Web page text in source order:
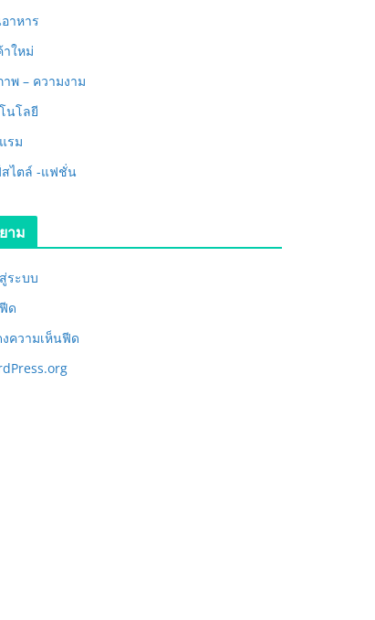
าหาร
ใหม่
พ – ความงาม
นโลยี
รม
ไตล์ -แฟชั่น
าม
ระบบ
ด
ความเห็นฟีด